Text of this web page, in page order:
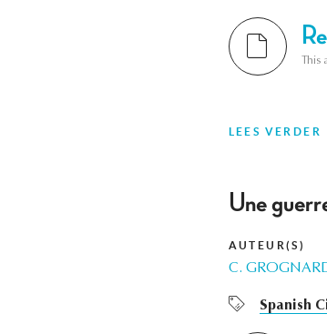
LEES VERDER
Une
AUTEUR(S)
C.
Spanish